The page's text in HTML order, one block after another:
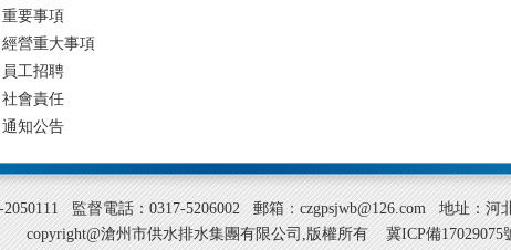
重要事項
經營重大事項
員工招聘
社會責任
通知公告
2050111 監督電話：0317-5206002 郵箱：czgpsjwb@126.com 地址：河
copyright@滄州市供水排水集團有限公司,版權所有 冀ICP備17029075